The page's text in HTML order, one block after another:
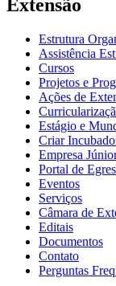
Extensão
Estrutura
Assistência
Cursos
Projetos e
Ações de
Estágio e
Criar
Empresa
Portal de
Eventos
Serviços
Câmara de
Editais
Documentos
Contato
Perguntas